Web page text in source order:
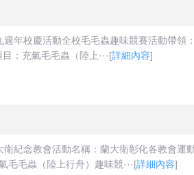
年校慶活動全校毛毛蟲趣味競賽活動帶領
：充氣毛毛蟲（陸上···[詳細內容]
紀念教會活動名稱：蘭大衛彰化各教會運
毛蟲（陸上行舟）趣味競···[詳細內容]